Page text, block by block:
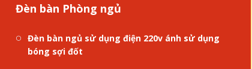
Đèn bàn ngủ sử dụng điện 220v ánh sử dụng
bóng sợi đốt
Đèn bàn Phòng ngủ